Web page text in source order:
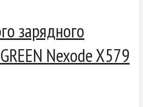
зарядного
Nexode X579